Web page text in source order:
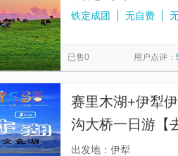
铁定成团
无自费
已售0 用户点评：
赛里木湖+伊犁
沟大桥一日游【
车团·伊宁市区
出发地：伊犁